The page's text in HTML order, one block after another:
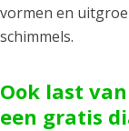
vormen en
schimmels.
Ook last
een gratis